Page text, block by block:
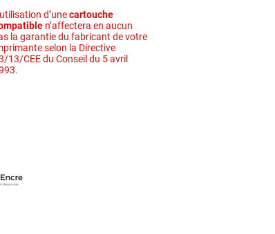
d’unecartouche
n’affectera en aucun
la garantie du fabricant de votre
selon la Directive
13/CEE du Conseil du 5 avril